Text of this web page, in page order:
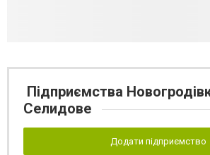
Підприємства
Селидове
Додати підприємство